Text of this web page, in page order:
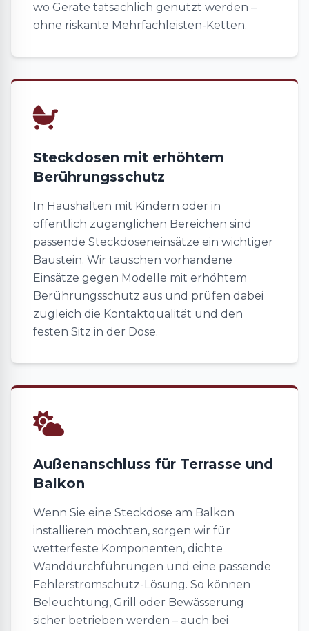
wo Geräte tatsächlich genutzt werden –
ohne riskante Mehrfachleisten-Ketten.
Steckdosen mit erhöhtem
Berührungsschutz
In Haushalten mit Kindern oder in
öffentlich zugänglichen Bereichen sind
passende Steckdoseneinsätze ein wichtiger
Baustein. Wir tauschen vorhandene
Einsätze gegen Modelle mit erhöhtem
Berührungsschutz aus und prüfen dabei
zugleich die Kontaktqualität und den
festen Sitz in der Dose.
Außenanschluss für Terrasse und
Balkon
Wenn Sie eine Steckdose am Balkon
installieren möchten, sorgen wir für
wetterfeste Komponenten, dichte
Wanddurchführungen und eine passende
Fehlerstromschutz-Lösung. So können
Beleuchtung, Grill oder Bewässerung
sicher betrieben werden – auch bei